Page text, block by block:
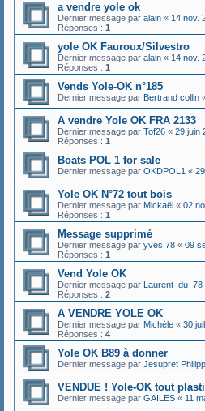
a vendre yole ok
Dernier message par alain « 14 nov.
Réponses : 1
yole OK Fauroux/Silvestro
Dernier message par alain « 14 nov.
Réponses : 1
Vends Yole-OK n°185
Dernier message par Bertrand collin
A vendre Yole OK FRA 2133
Dernier message par Tof26 « 29 juin
Réponses : 1
Boats POL 1 for sale
Dernier message par OKDPOL1 «
Yole OK N°72 tout bois
Dernier message par Mickaël « 02
Réponses : 1
Message supprimé
Dernier message par yves 78 « 09
Réponses : 1
Vend Yole OK
Dernier message par Laurent_du_78
Réponses : 2
A VENDRE YOLE OK
Dernier message par Michèle « 30
Réponses : 4
Yole OK B89 à donner
Dernier message par Jesupret
VENDUE ! Yole-OK tout
Dernier message par GAILES « 11